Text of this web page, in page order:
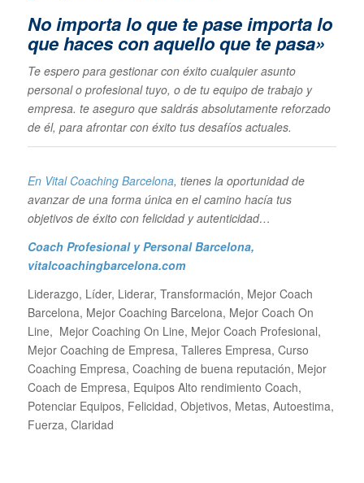
No importa lo que te pase importa lo
que haces con aquello que te pasa»
Te espero para gestionar con éxito cualquier asunto
personal o profesional tuyo, o de tu equipo de trabajo y
empresa. te aseguro que saldrás absolutamente reforzado
de él, para afrontar con éxito tus desafíos actuales.
En Vital Coaching Barcelona, tienes la oportunidad de
avanzar de una forma única en el camino hacía tus
objetivos de éxito con felicidad y autenticidad…
Coach Profesional y Personal Barcelona,
vitalcoachingbarcelona.com
Liderazgo, Líder, Liderar, Transformación, Mejor Coach
Barcelona, Mejor Coaching Barcelona, Mejor Coach On
Line, Mejor Coaching On Line, Mejor Coach Profesional,
Mejor Coaching de Empresa, Talleres Empresa, Curso
Coaching Empresa, Coaching de buena reputación, Mejor
Coach de Empresa, Equipos Alto rendimiento Coach,
Potenciar Equipos, Felicidad, Objetivos, Metas, Autoestima,
Fuerza, Claridad